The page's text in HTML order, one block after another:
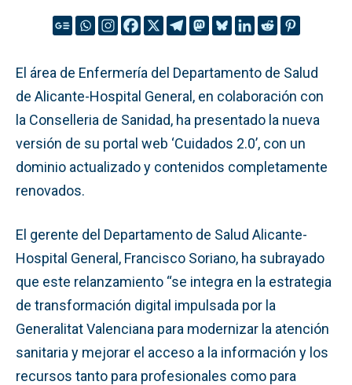
El área de Enfermería del Departamento de Salud
de Alicante-Hospital General, en colaboración con
la Conselleria de Sanidad, ha presentado la nueva
versión de su portal web ‘Cuidados 2.0’, con un
dominio actualizado y contenidos completamente
renovados.
El gerente del Departamento de Salud Alicante-
Hospital General, Francisco Soriano, ha subrayado
que este relanzamiento “se integra en la estrategia
de transformación digital impulsada por la
Generalitat Valenciana para modernizar la atención
sanitaria y mejorar el acceso a la información y los
recursos tanto para profesionales como para